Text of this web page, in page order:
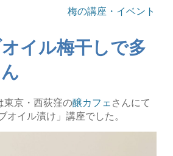
梅の講座・イベント
イル梅干しで多
東京・西荻窪の醸カフェ さんにて
オイル漬け」講座でした。